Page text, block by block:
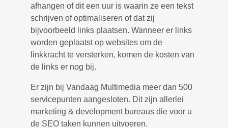
afhangen of dit een uur is waarin ze een tekst
schrijven of optimaliseren of dat zij
bijvoorbeeld links plaatsen. Wanneer er links
worden geplaatst op websites om de
linkkracht te versterken, komen de kosten van
de links er nog bij.
Er zijn bij Vandaag Multimedia meer dan 500
servicepunten aangesloten. Dit zijn allerlei
marketing & development bureaus die voor u
de SEO taken kunnen uitvoeren.